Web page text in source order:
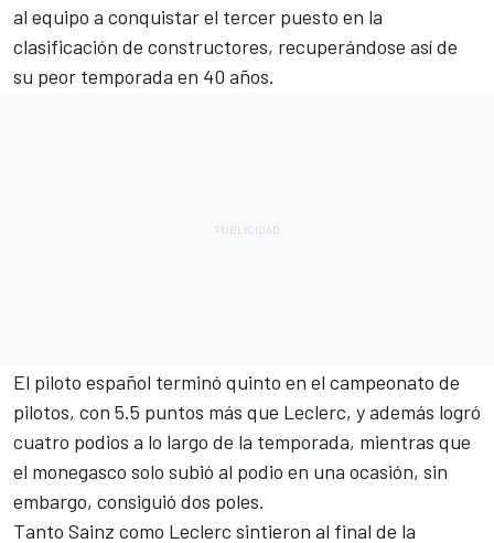
al equipo a conquistar el tercer puesto en la
clasificación de constructores, recuperándose así de
su peor temporada en 40 años.
El piloto español terminó quinto en el campeonato de
pilotos, con 5.5 puntos más que Leclerc, y además logró
cuatro podios a lo largo de la temporada, mientras que
el monegasco solo subió al podio en una ocasión, sin
embargo, consiguió dos poles.
Tanto Sainz como Leclerc sintieron al final de la